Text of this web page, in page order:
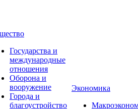
Государства и
международные
отношения
Оборона и
вооружение
Города и
благоустройство
Экономика